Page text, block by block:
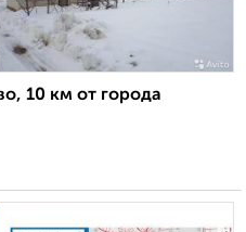
10 км от города